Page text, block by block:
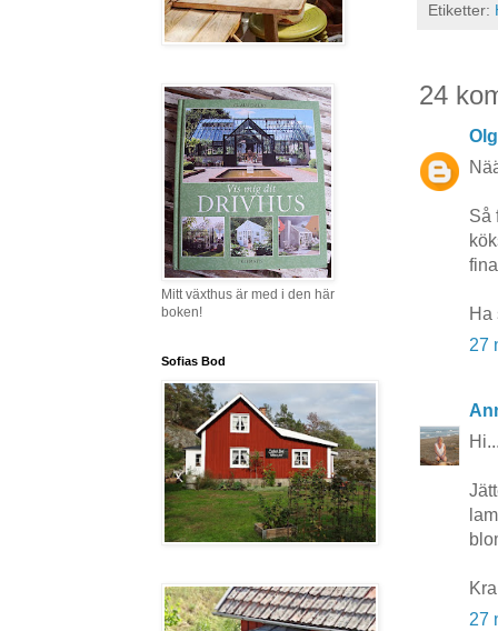
Etiketter:
24
Så
Ha
27
27
Mitt växthus är med i den här
boken!
Sofias Bod